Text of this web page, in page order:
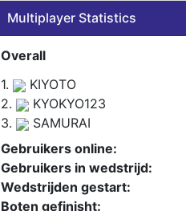
Multiplayer Statistics
Overall
1.
KIYOTO
2.
KYOKYO123
3.
SAMURAI
Gebruikers online:
Gebruikers in wedstrijd:
Wedstrijden gestart:
Boten gefinisht: